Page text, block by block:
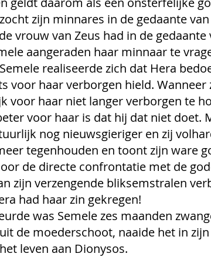
zijn minnares in de gedaante
vrouw van Zeus had in de gedaante
aangeraden haar minnaar te
realiseerde zich dat Hera
voor haar verborgen hield. Wanneer
voor haar niet langer verborgen te
voor haar is dat hij dat niet doet.
nog nieuwsgieriger en zij
tegenhouden en toont zijn ware
de directe confrontatie met de
zijn verzengende bliksemstralen
had haar zin gekregen!
was Semele zes maanden
de moederschoot, naaide het in
leven aan Dionysos.